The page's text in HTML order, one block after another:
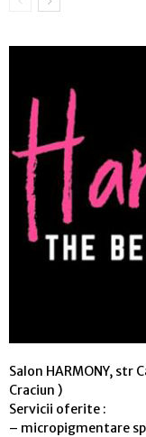
Salon HARMONY,
Craciun )
Servicii oferite :
– micropigmentare